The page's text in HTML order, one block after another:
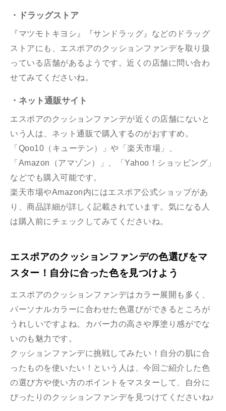
・ドラッグストア
『マツモトキヨシ』『サンドラッグ』などのドラッグ
ストアにも、エスポアのクッションファンデを取り扱
っている店舗があるようです。近くの店舗に問い合わ
せてみてくださいね。
・ネット通販サイト
エスポアのクッションファンデが近くの店舗にないと
いう人は、ネット通販で購入するのがおすすめ。
「Qoo10（キューテン）」や「楽天市場」、
「Amazon （アマゾン）
」、「Yahoo！ショッピング」
などでも購入可能です。
楽天市場やAmazon内にはエスポア公式ショップがあ
り、商品詳細が詳しく記載されています。気になる人
は購入前にチェックしてみてくださいね。
エスポアのクッションファンデの色選びをマ
スター！自分に合った色を見つけよう
エスポアのクッションファンデはカラー展開も多く、
パーソナルカラーに合わせた色選びができるところが
うれしいですよね。カバー力の高さや厚塗り感がでな
いのも魅力です。
クッションファンデに挑戦してみたい！自分の肌に合
ったものを使いたい！という人は、今回ご紹介した色
の選び方や使い方のポイントをマスターして、自分に
ぴったりのクッションファンデを見つけてくださいね♪